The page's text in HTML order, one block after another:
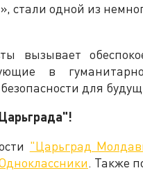
стали одной из
вызывает
в
для
"Царьград
. Также